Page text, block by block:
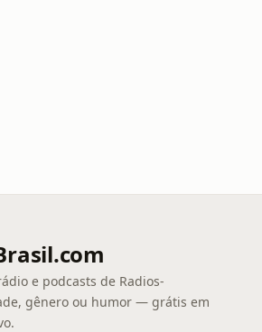
e podcasts de Radios-
gênero ou humor — grátis em